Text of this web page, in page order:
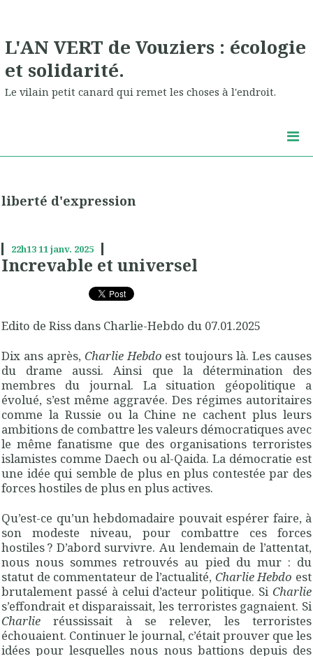
L'AN VERT de Vouziers : écologie
et solidarité.
Le vilain petit canard qui remet les choses à l'endroit.
liberté d'expression
22h1311janv. 2025
Increvable et universel
Edito de Riss dans Charlie-Hebdo du 07.01.2025
Dix ans après, Charlie Hebdo est toujours là. Les causes
du drame aussi. Ainsi que la détermination des
membres du journal. La situation géopolitique a
évolué, s’est même aggravée. Des régimes autoritaires
comme la Russie ou la Chine ne cachent plus leurs
ambitions de combattre les valeurs démocratiques avec
le même fanatisme que des organisations terroristes
islamistes comme Daech ou al-Qaida. La démocratie est
une idée qui semble de plus en plus contestée par des
forces hostiles de plus en plus actives.
Qu’est-ce qu’un hebdomadaire pouvait espérer faire, à
son modeste niveau, pour combattre ces forces
hostiles ? D’abord survivre. Au lendemain de l’attentat,
nous nous sommes ­retrouvés au pied du mur : du
statut de commentateur de l’actua­lité, Charlie Hebdo est
brutalement passé à celui ­d’acteur politique. Si Charlie
s’effondrait et disparaissait, les terroristes gagnaient. Si
Charlie réussissait à se relever, les terroristes
échouaient. Continuer le journal, c’était prouver que les
idées pour lesquelles nous nous battions depuis des